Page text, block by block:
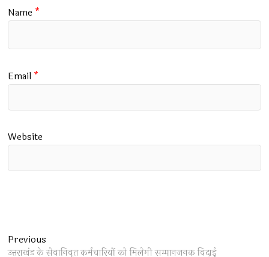
Name *
Email *
Website
Post
Previous
post:
उत्तराखंड के सेवानिवृत कर्मचारियों को मिलेगी सम्मानजनक विदाई